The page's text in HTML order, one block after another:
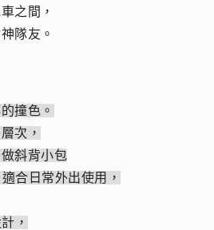
之間，
隊友。
撞色。
次，
斜背小包
合日常外出使用，
，